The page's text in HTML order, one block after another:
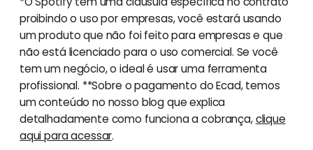
proibindo o uso por empresas, você estará usando
um produto que não foi feito para empresas e que
não está licenciado para o uso comercial. Se você
tem um negócio, o ideal é usar uma ferramenta
profissional. **Sobre o pagamento do Ecad, temos
um conteúdo no nosso blog que explica
detalhadamente como funciona a cobrança,clique
aqui para acessar.